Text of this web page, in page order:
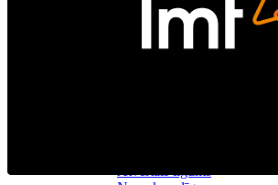
Citi pakalpojumi
Sensors Elpo
Vāki un ietvari